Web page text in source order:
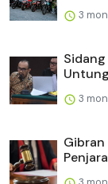
3
3
Gibran
Penjara